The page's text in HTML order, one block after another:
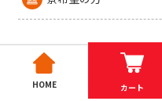
HOME カート